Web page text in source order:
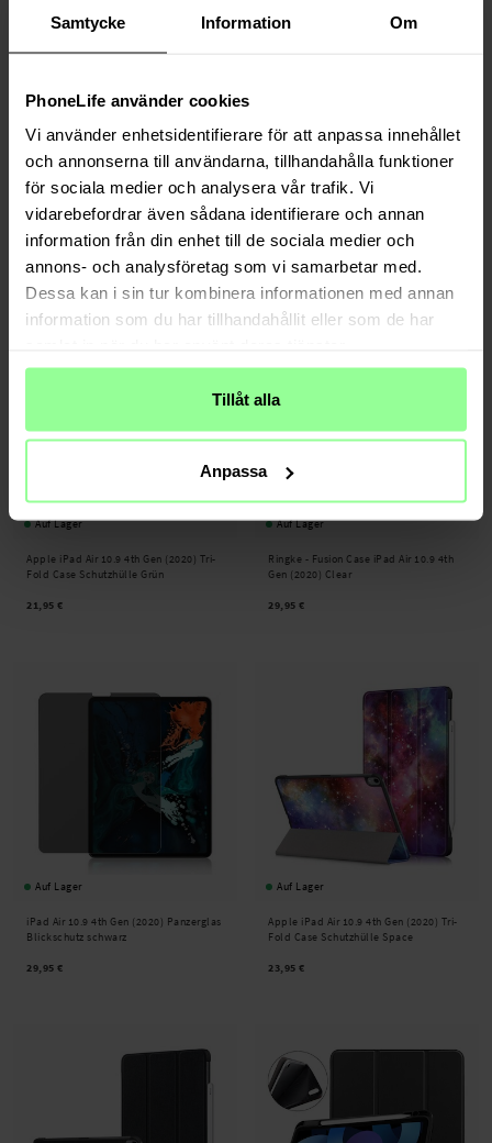
Samtycke Information Om
PhoneLife använder cookies
Vi använder enhetsidentifierare för att anpassa innehållet
och annonserna till användarna, tillhandahålla funktioner
för sociala medier och analysera vår trafik. Vi
vidarebefordrar även sådana identifierare och annan
information från din enhet till de sociala medier och
annons- och analysföretag som vi samarbetar med.
Dessa kan i sin tur kombinera informationen med annan
information som du har tillhandahållit eller som de har
Tillåt alla
Anpassa
Auf Lager
Smartline -Langes USB-kabel USB-C -
USB-C 2m iPad Air 10.9 4th Gen (2020)
17,95 €
Auf Lager
Apple iPad Air 10.9 4th Gen (2020) Tri-
Fold Case Schutzhülle Blau
21,95 €
Auf Lager
Apple iPad Air 10.9 4th Gen (2020) Tri-
Fold Case Schutzhülle Grün
21,95 €
Auf Lager
Ringke - Fusion Case iPad Air 10.9 4th
Gen (2020) Clear
29,95 €
Auf Lager
iPad Air 10.9 4th Gen (2020) Panzerglas
Blickschutz schwarz
29,95 €
Auf Lager
Apple iPad Air 10.9 4th Gen (2020) Tri-
Fold Case Schutzhülle Space
23,95 €